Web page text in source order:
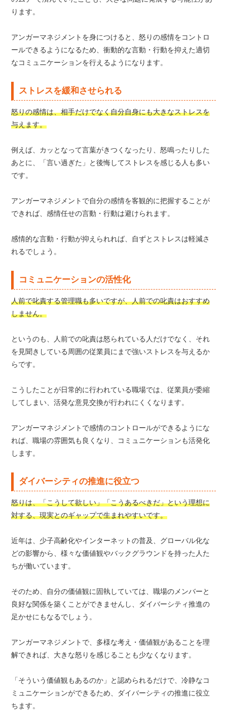
ります。
アンガーマネジメントを身につけると、怒りの感情をコントロ
ールできるようになるため、衝動的な言動・行動を抑えた適切
なコミュニケーションを行えるようになります。
ストレスを緩和させられる
怒りの感情は、相手だけでなく自分自身にも大きなストレスを
与えます。
例えば、カッとなって言葉がきつくなったり、怒鳴ったりした
あとに、「言い過ぎた」と後悔してストレスを感じる人も多い
です。
アンガーマネジメントで自分の感情を客観的に把握することが
できれば、感情任せの言動・行動は避けられます。
感情的な言動・行動が抑えられれば、自ずとストレスは軽減さ
れるでしょう。
コミュニケーションの活性化
人前で叱責する管理職も多いですが、人前での叱責はおすすめ
しません。
というのも、人前での叱責は怒られている人だけでなく、それ
を見聞きしている周囲の従業員にまで強いストレスを与えるか
らです。
こうしたことが日常的に行われている職場では、従業員が委縮
してしまい、活発な意見交換が行われにくくなります。
アンガーマネジメントで感情のコントロールができるようにな
れば、職場の雰囲気も良くなり、コミュニケーションも活発化
します。
ダイバーシティの推進に役立つ
怒りは、「こうして欲しい」「こうあるべきだ」という理想に
対する、現実とのギャップで生まれやすいです。
近年は、少子高齢化やインターネットの普及、グローバル化な
どの影響から、様々な価値観やバックグラウンドを持った人た
ちが働いています。
そのため、自分の価値観に固執していては、職場のメンバーと
良好な関係を築くことができませんし、ダイバーシティ推進の
足かせにもなるでしょう。
アンガーマネジメントで、多様な考え・価値観があることを理
解できれば、大きな怒りを感じることも少なくなります。
「そういう価値観もあるのか」と認められるだけで、冷静なコ
ミュニケーションができるため、ダイバーシティの推進に役立
ちます。